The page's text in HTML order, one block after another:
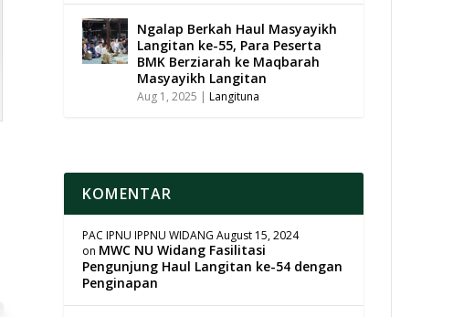
Ngalap Berkah Haul Masyayikh
Langitan ke-55, Para Peserta
BMK Berziarah ke Maqbarah
Masyayikh Langitan
Aug 1, 2025 | Langituna
KOMENTAR
PAC IPNU IPPNU WIDANG August 15, 2024
on MWC NU Widang Fasilitasi
Pengunjung Haul Langitan ke-54 dengan
Penginapan